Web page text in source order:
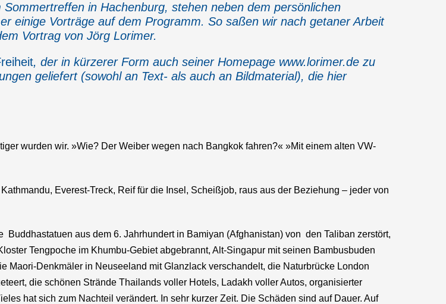
in Hachenburg, stehen neben dem persönlichen
einige Vorträge auf dem Programm. So saßen wir nach getaner Arbeit
Vortrag von Jörg Lorimer.
, der in kürzerer Form auch seiner Homepage www.lorimer.de zu
geliefert (sowohl an Text- als auch an Bildmaterial), die hier
wurden wir. »Wie? Der Weiber wegen nach Bangkok fahren?« »Mit einem alten VW-
Everest-Treck, Reif für die Insel, Scheißjob, raus aus der Beziehung – jeder von
aus dem 6. Jahrhundert in Bamiyan (Afghanistan) von den Taliban zerstört,
Tengpoche im Khumbu-Gebiet abgebrannt, Alt-Singapur mit seinen Bambusbuden
Maori-Denkmäler in Neuseeland mit Glanzlack verschandelt, die Naturbrücke London
die schönen Strände Thailands voller Hotels, Ladakh voller Autos, organisierter
hat sich zum Nachteil verändert. In sehr kurzer Zeit. Die Schäden sind auf Dauer. Auf